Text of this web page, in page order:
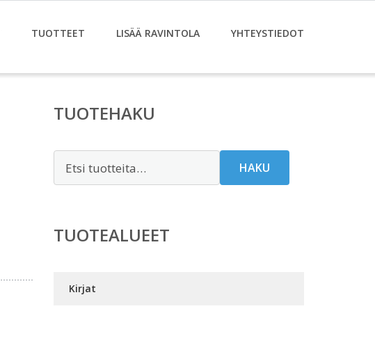
TUOTTEET LISÄÄ RAVINTOLA YHTEYSTIEDOT
TUOTEHAKU
HAKU
TUOTEALUEET
Kirjat